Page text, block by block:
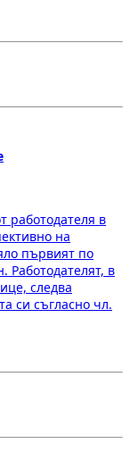
работодателя в
на
първият по
Работодателят, в
следва
си съгласно чл.